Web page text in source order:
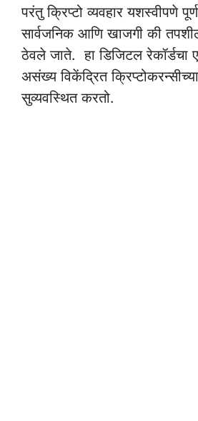
परंतु क्रिप्टो व्यवहार यशस्वीपणे
सार्वजनिक आणि खाजगी की
ठेवले जाते. हा डिजिटल
असंख्य विकेंद्रित
सुव्यवस्थित करतो.